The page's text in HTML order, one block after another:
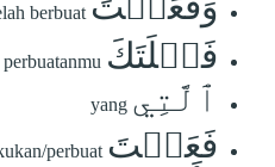
berbuat
فَعۡلَتَكَ perbuatanmu
ٱلَّتِي yang
فَعَلۡتَ perbuat